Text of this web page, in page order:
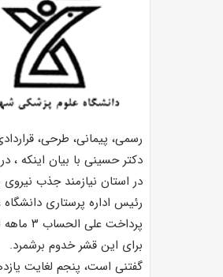
رسمی، پیمانی، طرحی،
دکتر حسینی با بیان اینکه
در استان نیازمند جذب
رئیس اداره پرستاری
برای این قشر خدوم برشمرد.